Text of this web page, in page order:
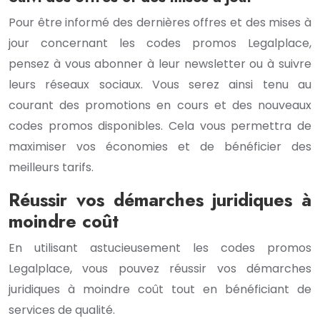
Pour être informé des dernières offres et des mises à
jour concernant les codes promos Legalplace,
pensez à vous abonner à leur newsletter ou à suivre
leurs réseaux sociaux. Vous serez ainsi tenu au
courant des promotions en cours et des nouveaux
codes promos disponibles. Cela vous permettra de
maximiser vos économies et de bénéficier des
meilleurs tarifs.
Réussir vos démarches juridiques à
moindre coût
En utilisant astucieusement les codes promos
Legalplace, vous pouvez réussir vos démarches
juridiques à moindre coût tout en bénéficiant de
services de qualité.